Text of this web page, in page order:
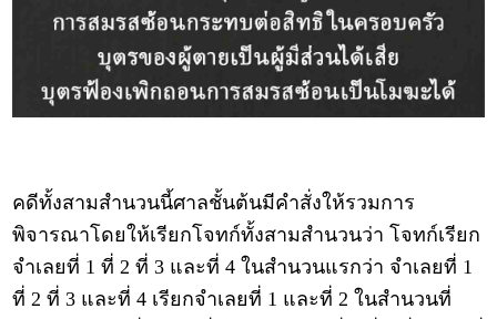
คดีทั้งสามสำนวนนี้ศาลชั้นต้นมีคำสั่งให้รวมการ
พิจารณาโดยให้เรียกโจทก์ทั้งสามสำนวนว่า โจทก์เรียก
จำเลยที่ 1 ที่ 2 ที่ 3 และที่ 4 ในสำนวนแรกว่า จำเลยที่ 1
ที่ 2 ที่ 3 และที่ 4 เรียกจำเลยที่ 1 และที่ 2 ในสำนวนที่